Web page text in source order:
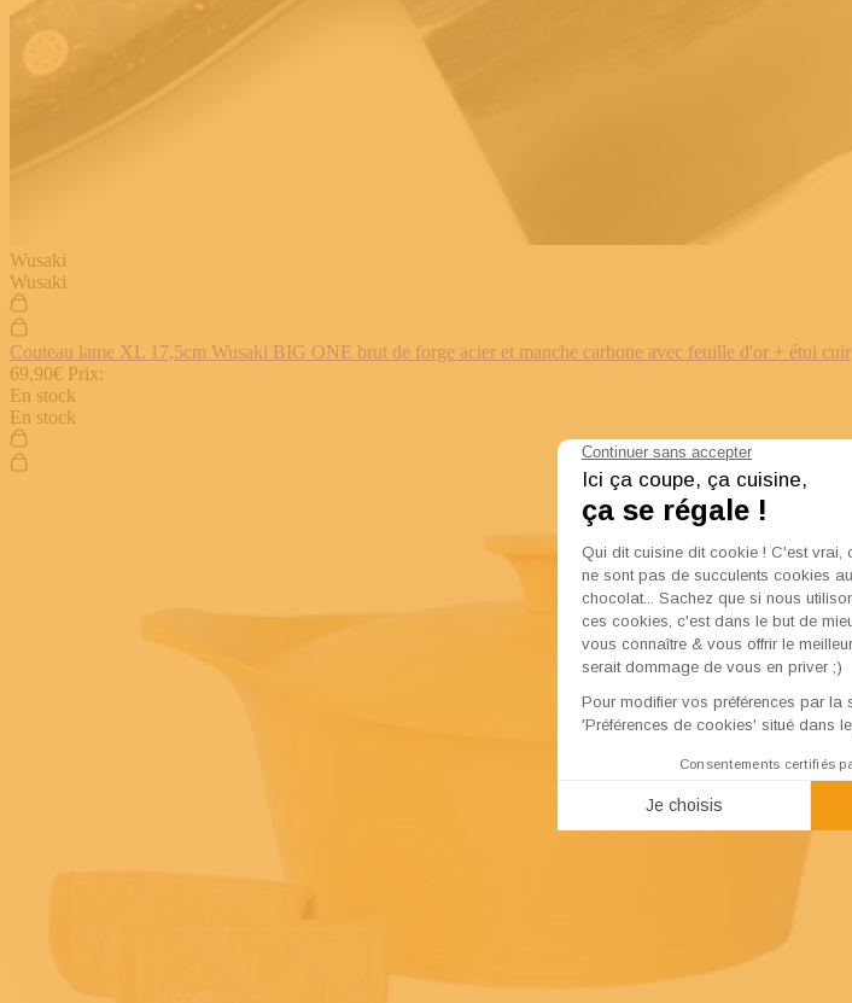
Wusaki
Wusaki
Couteau lame XL 17,5cm Wusaki BIG ONE brut de forge acier et manche carbone avec feuille d'or + étui cuir
69,90€ Prix:
En stock
En stock